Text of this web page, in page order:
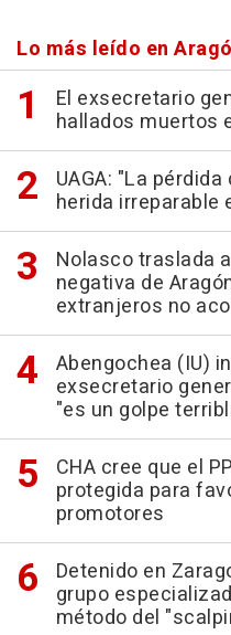
Lo más leído en
El exsecretario
hallados muertos
UAGA: "La
herida irreparable
Nolasco traslada
negativa de
extranjeros no
Abengochea (IU)
exsecretario
"es un golpe
CHA cree que el
protegida para
promotores
Detenido en
grupo
método del